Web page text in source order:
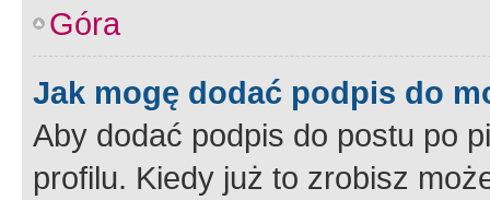
Góra
Jak mogę dodać podpis do
Aby dodać podpis do postu po
profilu. Kiedy już to zrobisz